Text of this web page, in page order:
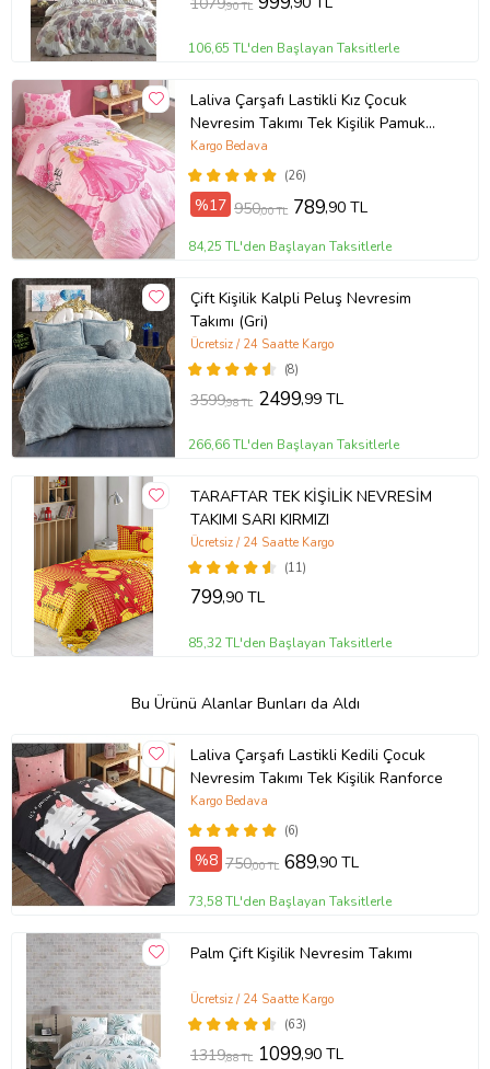
,90 TL
106,65 TL'den Başlayan Taksitlerle
Laliva Çarşafı Lastikli Kız Çocuk
Nevresim Takımı Tek Kişilik Pamuk
Ranforce
(26)
Kargo Bedava
%17 950,00 TL 789,90 TL
84,25 TL'den Başlayan Taksitlerle
Çift Kişilik Kalpli Peluş Nevresim
Takımı (Gri)
(8)
Ücretsiz / 24 Saatte Kargo
3599,98 TL 2499,99 TL
266,66 TL'den Başlayan Taksitlerle
TARAFTAR TEK KİŞİLİK NEVRESİM
TAKIMI SARI KIRMIZI
(11)
Ücretsiz / 24 Saatte Kargo
799,90 TL
85,32 TL'den Başlayan Taksitlerle
Bu Ürünü Alanlar Bunları da Aldı
Laliva Çarşafı Lastikli Kedili Çocuk
Nevresim Takımı Tek Kişilik Ranforce
(6)
Kargo Bedava
%8 750,00 TL 689,90 TL
73,58 TL'den Başlayan Taksitlerle
Palm Çift Kişilik Nevresim Takımı
(63)
Ücretsiz / 24 Saatte Kargo
1319,88 TL 1099,90 TL